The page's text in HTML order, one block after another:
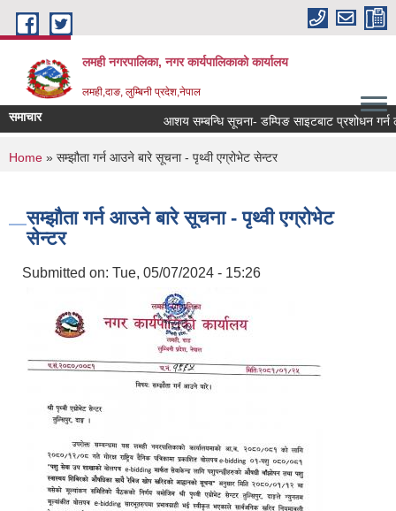
Skip to main content
लमही नगरपालिका, नगर कार्यपालिकाको कार्यालय
लमही,दाङ, लुम्बिनी प्रदेश,नेपाल
समाचार आशय सम्बन्धि सूचना- डम्पिङ साइटबाट प्रशोधन गर्न
You are here
Home » सम्झौता गर्न आउने बारे सूचना - पृथ्वी एग्रोभेट सेन्टर
सम्झौता गर्न आउने बारे सूचना - पृथ्वी एग्रोभेट
सेन्टर
Submitted on: Tue, 05/07/2024 - 15:26